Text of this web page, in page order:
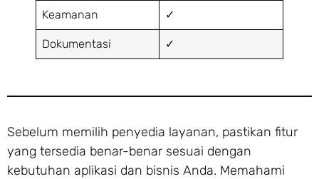
Keamanan ✓
Dokumentasi ✓
Sebelum memilih penyedia layanan, pastikan fitur
yang tersedia benar-benar sesuai dengan
kebutuhan aplikasi dan bisnis Anda. Memahami